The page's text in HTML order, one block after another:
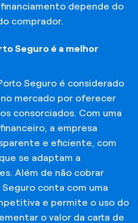
depende do
comprador.
Seguro é a melhor
Seguro é considerado
mercado por oferecer
consorciados. Com uma
a empresa
e eficiente, com
se adaptam a
Além de não cobrar
conta com uma
e permite o uso do
o valor da carta de